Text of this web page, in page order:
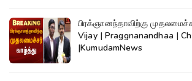
பிரக்ஞானந்தாவிற்கு
Vijay | Praggnanandhaa |
|KumudamNews